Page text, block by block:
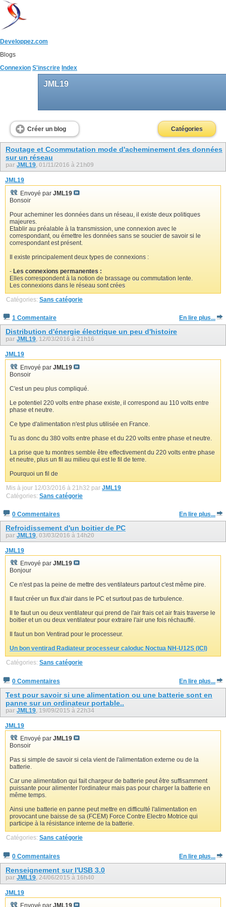
Developpez.com
Blogs
Connexion S'inscrire Index
JML19
Créer un blog Catégories
Routage et Ccommutation mode d'acheminement des données
sur un réseau
par JML19, 01/11/2016 à 21h09
JML19
Envoyé par JML19
Bonsoir
Pour acheminer les données dans un réseau, il existe deux politiques
majeures.
Etablir au préalable à la transmission, une connexion avec le
correspondant, ou émettre les données sans se soucier de savoir si le
correspondant est présent.
Il existe principalement deux types de connexions :
- Les connexions permanentes :
Elles correspondent à la notion de brassage ou commutation lente.
Les connexions dans le réseau sont crées
Catégories: Sans catégorie
1 Commentaire En lire plus...
Distribution d'énergie électrique un peu d'histoire
par JML19, 12/03/2016 à 21h16
JML19
Envoyé par JML19
Bonsoir
C'est un peu plus compliqué.
Le potentiel 220 volts entre phase existe, il correspond au 110 volts entre
phase et neutre.
Ce type d'alimentation n'est plus utilisée en France.
Tu as donc du 380 volts entre phase et du 220 volts entre phase et neutre.
La prise que tu montres semble être effectivement du 220 volts entre phase
et neutre, plus un fil au milieu qui est le fil de terre.
Pourquoi un fil de
Mis à jour 12/03/2016 à 21h32 par JML19
Catégories: Sans catégorie
0 Commentaires En lire plus...
Refroidissement d'un boitier de PC
par JML19, 03/03/2016 à 14h20
JML19
Envoyé par JML19
Bonjour
Ce n'est pas la peine de mettre des ventilateurs partout c'est même pire.
Il faut créer un flux d'air dans le PC et surtout pas de turbulence.
Il te faut un ou deux ventilateur qui prend de l'air frais cet air frais traverse le
boitier et un ou deux ventilateur pour extraire l'air une fois réchauffé.
Il faut un bon Ventirad pour le processeur.
Un bon ventirad Radiateur processeur caloduc Noctua NH-U12S (ICI)
Catégories: Sans catégorie
0 Commentaires En lire plus...
Test pour savoir si une alimentation ou une batterie sont en
panne sur un ordinateur portable..
par JML19, 19/09/2015 à 22h34
JML19
Envoyé par JML19
Bonsoir
Pas si simple de savoir si cela vient de l'alimentation externe ou de la
batterie.
Car une alimentation qui fait chargeur de batterie peut être suffisamment
puissante pour alimenter l'ordinateur mais pas pour charger la batterie en
même temps.
Ainsi une batterie en panne peut mettre en difficulté l'alimentation en
provocant une baisse de sa (FCEM) Force Contre Electro Motrice qui
participe à la résistance interne de la batterie.
Catégories: Sans catégorie
0 Commentaires En lire plus...
Renseignement sur l'USB 3.0
par JML19, 24/06/2015 à 16h40
JML19
Envoyé par JML19